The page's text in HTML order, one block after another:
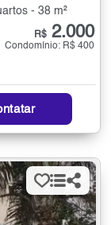
- 38 m²
R$ 2.000
Condomínio: R$ 400